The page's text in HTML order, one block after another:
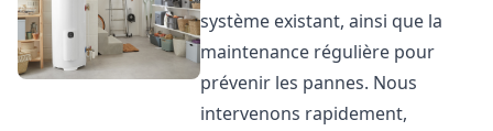
système existant, ainsi que la
maintenance régulière pour
prévenir les pannes. Nous
intervenons rapidement,